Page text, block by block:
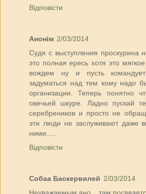
Відповісти
Анонім 2/03/2014
Судя с выступления проскурина
это полная ересь хотя это
вождем ну и пусть
задуматься над тем кому надо
организации. Теперь понятно
овечьей шкуре. Ладно пускай
серебреников и просто не
эти люди не заслуживают даже
ними.....
Відповісти
Собаа Баскервилей 2/03/2014